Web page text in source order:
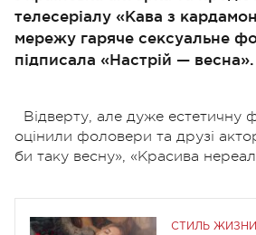
телесеріалу «Кава з
мережу гаряче сексуальне
підписала «Настрій — весна».
Відверту, але дуже естетичну
оцінили фоловери та друзі
би таку весну», «Красива
СТИЛЬ ЖИЗНИ